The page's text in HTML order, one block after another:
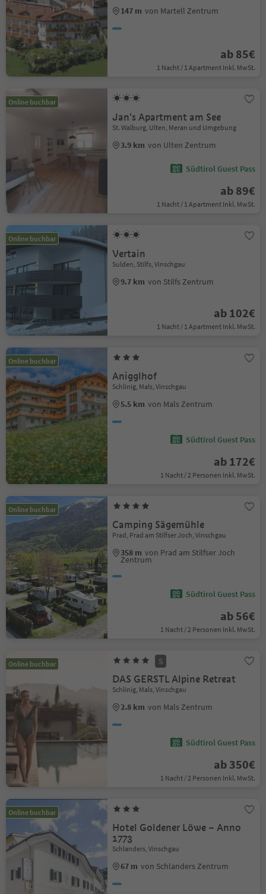
147 m von Martell Zentrum
ab 85€
1 Nacht / 1 Apartment Inkl. MwSt.
Online buchbar
Jan's Apartment am See
St. Walburg, Ulten, Meran und Umgebung
3.9 km von Ulten Zentrum
Südtirol Guest Pass
ab 89€
1 Nacht / 1 Apartment Inkl. MwSt.
Online buchbar
Vertain
Sulden, Stilfs, Vinschgau
9.7 km von Stilfs Zentrum
ab 102€
1 Nacht / 1 Apartment Inkl. MwSt.
Online buchbar
Anigglhof
Schlinig, Mals, Vinschgau
5.5 km von Mals Zentrum
Südtirol Guest Pass
ab 172€
1 Nacht / 2 Personen Inkl. MwSt.
Online buchbar
Camping Sägemühle
Prad, Prad am Stilfser Joch, Vinschgau
358 m von Prad am Stilfser Joch
Zentrum
Südtirol Guest Pass
ab 56€
1 Nacht / 2 Personen Inkl. MwSt.
Online buchbar S
DAS GERSTL Alpine Retreat
Schlinig, Mals, Vinschgau
2.8 km von Mals Zentrum
Südtirol Guest Pass
ab 350€
1 Nacht / 2 Personen Inkl. MwSt.
Online buchbar
Hotel Goldener Löwe – Anno
1773
Schlanders, Vinschgau
67 m von Schlanders Zentrum